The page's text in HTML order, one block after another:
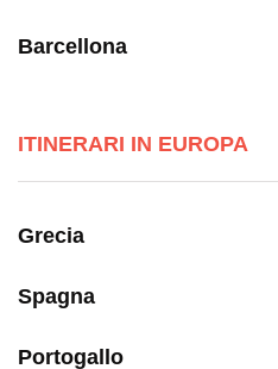
Barcellona
ITINERARI IN EUROPA
Grecia
Spagna
Portogallo